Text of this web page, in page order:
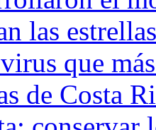
las
que
de Costa